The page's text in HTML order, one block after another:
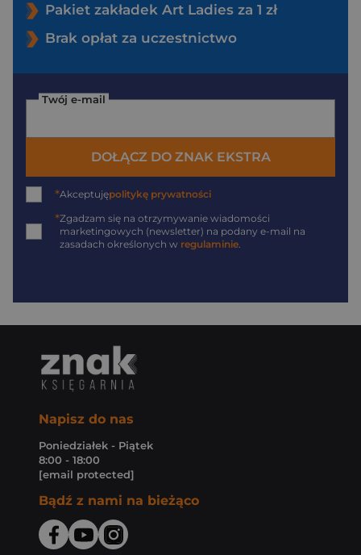
Pakiet zakładek Art Ladies za 1 zł
Brak opłat za uczestnictwo
Twój e-mail
DOŁĄCZ DO ZNAK EKSTRA
*Akceptujępolitykę prywatności
*Zgadzam się na otrzymywanie wiadomości
marketingowych (newsletter) na podany e-mail na
zasadach określonych w regulaminie
Napisz do nas
Poniedziałek - Piątek
8:00 - 18:00
[email protected]
Bądź z nami na bieżąco